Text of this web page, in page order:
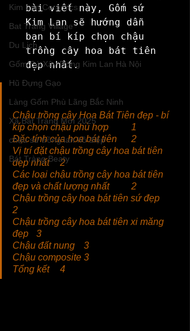
Kim Lan Ceramics
Bat Trang Village
Du Lịch
Gốm Sứ Xây Dựng Kim Lan Hà Nội
Hũ Đựng Gạo
Làng Gốm Phù Lãng Bắc Ninh
Xã Bát Tràng Mới 2025
chậu sứ trồng lan hồ điệp
Bát Tràng Beaty
bài viết này, Gốm sứ
Kim Lan sẽ hướng dẫn
bạn bí kíp chọn chậu
trồng cây hoa bát tiên
Chậu trồng cây Hoa Bát Tiên đẹp - bí
kíp chọn chậu phù hợp	1
Đặc tính của hoa bát tiên	2
Vị trí đặt chậu trồng cây hoa bát tiên
đẹp nhất	2
Các loại chậu trồng cây hoa bát tiên
đẹp và chất lượng nhất	2
Chậu trồng cây hoa bát tiên sứ đẹp
2
Chậu trồng cây hoa bát tiên xi măng
đẹp	3
Chậu đất nung	3
Chậu composite	3
Tổng kết	4